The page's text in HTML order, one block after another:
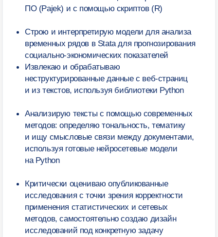
+ Комментарий
Я подтверждаю, что лично ознакомился (-ась)
сПоложением об обработке персональных данных НИУ
ВШЭ , вправе предоставлять свои персональные данные
и даватьсогласиена их обработку
Отправить